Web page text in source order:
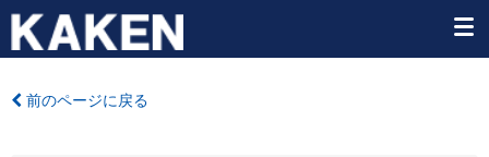
前のページに戻る